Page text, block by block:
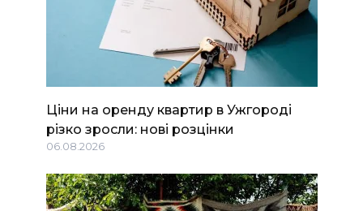
Ціни на оренду квартир в Ужгороді
різко зросли: нові розцінки
06.08.2026